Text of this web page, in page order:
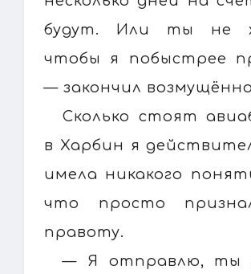
будут. Или ты не
чтобы я побыстрее
— закончил
Сколько стоят
в Харбин я
имела никакого
что просто
правоту.
— Я отправлю, ты